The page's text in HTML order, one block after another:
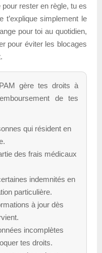
rester en règle, tu es
t’explique simplement le
pour toi au quotidien,
pour éviter les blocages
gère tes droits à
de tes
qui résident en
des frais médicaux
indemnités en
particulière.
à jour dès
incomplètes
tes droits.